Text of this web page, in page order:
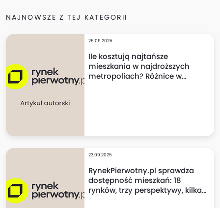
NAJNOWSZE Z TEJ KATEGORII
25.09.2025
Ile kosztują najtańsze
mieszkania w najdroższych
metropoliach? Różnice w
23.09.2025
RynekPierwotny.pl sprawdza
dostępność mieszkań: 18
rynków, trzy perspektywy, kilka